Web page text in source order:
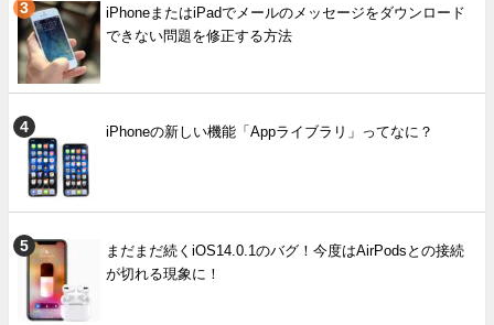
iPhoneまたはiPadでメールのメッセージをダウンロード
できない問題を修正する方法
iPhoneの新しい機能「Appライブラリ」ってなに？
まだまだ続くiOS14.0.1のバグ！今度はAirPodsとの接続
が切れる現象に！